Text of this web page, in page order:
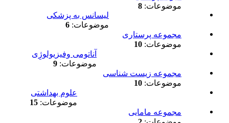
موضوعات: 8
لیسانس به پزشکی
موضوعات: 6
مجموعه پرستاری
موضوعات: 10
آناتومی وفیزیولوژِی
موضوعات: 9
مجموعه زیست شناسی
موضوعات: 10
علوم بهداشتی
موضوعات: 15
مجموعه مامایی